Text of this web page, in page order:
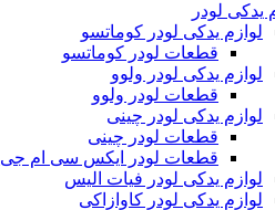
یدکی لودر
لوازم یدکی لودر کوماتسو
قطعات لودر کوماتسو
لوازم یدکی لودر ولوو
قطعات لودر ولوو
لوازم یدکی لودر چینی
قطعات لودر چینی
قطعات لودر ایکس سی ام جی xcmg
لوازم یدکی لودر فیات الیس
لوازم یدکی لودر کاوازاکی